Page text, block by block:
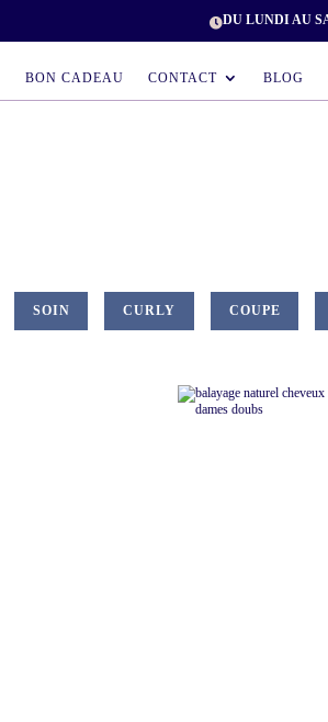
DU LUNDI AU
BON CADEAU CONTACT BLOG
SOIN CURLY COUPE